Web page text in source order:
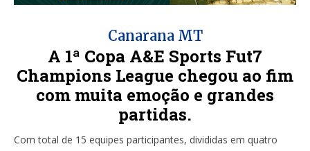
Canarana MT
A 1ª Copa A&E Sports Fut7
Champions League chegou ao fim
com muita emoção e grandes
partidas.
Com total de 15 equipes participantes, divididas em quatro